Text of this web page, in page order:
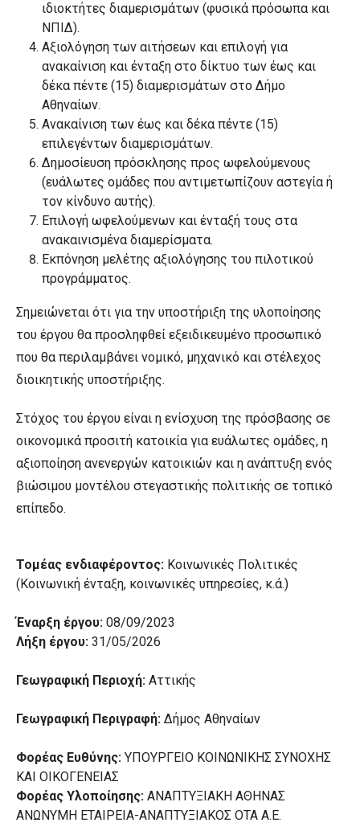
ιδιοκτήτες διαμερισμάτων (φυσικά πρόσωπα και
ΝΠΙΔ).
Αξιολόγηση των αιτήσεων και επιλογή για
ανακαίνιση και ένταξη στο δίκτυο των έως και
δέκα πέντε (15) διαμερισμάτων στο Δήμο
Αθηναίων.
Ανακαίνιση των έως και δέκα πέντε (15)
επιλεγέντων διαμερισμάτων.
Δημοσίευση πρόσκλησης προς ωφελούμενους
(ευάλωτες ομάδες που αντιμετωπίζουν αστεγία ή
τον κίνδυνο αυτής).
Επιλογή ωφελούμενων και ένταξή τους στα
ανακαινισμένα διαμερίσματα.
Εκπόνηση μελέτης αξιολόγησης του πιλοτικού
προγράμματος.
Σημειώνεται ότι για την υποστήριξη της υλοποίησης
του έργου θα προσληφθεί εξειδικευμένο προσωπικό
που θα περιλαμβάνει νομικό, μηχανικό και στέλεχος
διοικητικής υποστήριξης.
Στόχος του έργου είναι η ενίσχυση της πρόσβασης σε
οικονομικά προσιτή κατοικία για ευάλωτες ομάδες, η
αξιοποίηση ανενεργών κατοικιών και η ανάπτυξη ενός
βιώσιμου μοντέλου στεγαστικής πολιτικής σε τοπικό
επίπεδο.
Τομέας ενδιαφέροντος: Κοινωνικές Πολιτικές
(Κοινωνική ένταξη, κοινωνικές υπηρεσίες, κ.ά.)
Έναρξη έργου: 08/09/2023
Λήξη έργου: 31/05/2026
Γεωγραφική Περιοχή: Αττικής
Γεωγραφική Περιγραφή: Δήμος Αθηναίων
Φορέας Ευθύνης: ΥΠΟΥΡΓΕΙΟ ΚΟΙΝΩΝΙΚΗΣ ΣΥΝΟΧΗΣ
ΚΑΙ ΟΙΚΟΓΕΝΕΙΑΣ
Φορέας Υλοποίησης: ΑΝΑΠΤΥΞΙΑΚΗ ΑΘΗΝΑΣ
ΑΝΩΝΥΜΗ ΕΤΑΙΡΕΙΑ-ΑΝΑΠΤΥΞΙΑΚΟΣ ΟΤΑ Α.Ε.